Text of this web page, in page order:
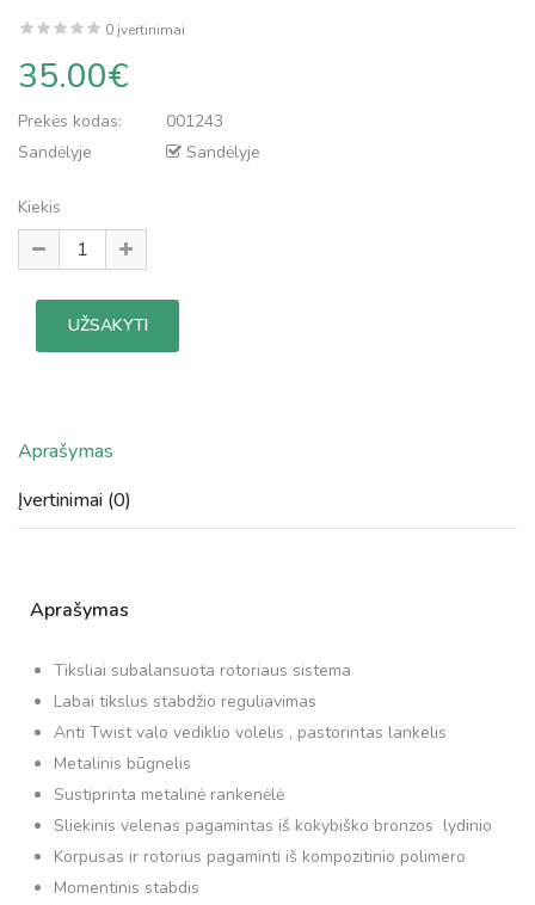
0 įvertinimai
35.00€
Prekės kodas:
001243
Sandėlyje
Sandėlyje
Kiekis
Aprašymas
Įvertinimai (0)
Aprašymas
Tiksliai subalansuota rotoriaus sistema
Labai tikslus stabdžio reguliavimas
Anti Twist valo vediklio volelis , pastorintas lankelis
Metalinis būgnelis
Sustiprinta metalinė rankenėlė
Sliekinis velenas pagamintas iš kokybiško bronzos lydinio
Korpusas ir rotorius pagaminti iš kompozitinio polimero
Momentinis stabdis